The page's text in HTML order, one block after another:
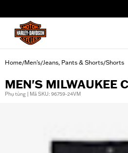
Home/Men's/Jeans, Pants & Shorts/Shorts
MEN'S MILWAUKEE
Phụ tùng | Mã SKU: 96759-24VM